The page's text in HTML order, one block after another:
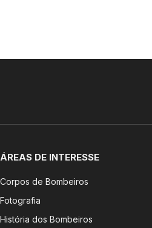
ÁREAS DE INTERESSE
Corpos de Bombeiros
Fotografia
História dos Bombeiros